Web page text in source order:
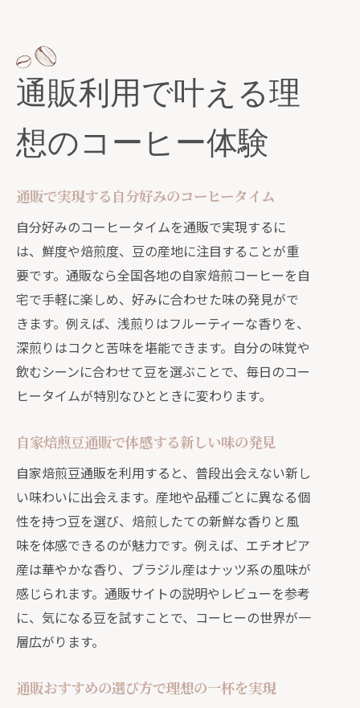
通販利用で叶える理
想のコーヒー体験
通販で実現する自分好みのコーヒータイム
自分好みのコーヒータイムを通販で実現するに
は、鮮度や焙煎度、豆の産地に注目することが重
要です。通販なら全国各地の自家焙煎コーヒーを自
宅で手軽に楽しめ、好みに合わせた味の発見がで
きます。例えば、浅煎りはフルーティーな香りを、
深煎りはコクと苦味を堪能できます。自分の味覚や
飲むシーンに合わせて豆を選ぶことで、毎日のコー
ヒータイムが特別なひとときに変わります。
自家焙煎豆通販で体感する新しい味の発見
自家焙煎豆通販を利用すると、普段出会えない新し
い味わいに出会えます。産地や品種ごとに異なる個
性を持つ豆を選び、焙煎したての新鮮な香りと風
味を体感できるのが魅力です。例えば、エチオピア
産は華やかな香り、ブラジル産はナッツ系の風味が
感じられます。通販サイトの説明やレビューを参考
に、気になる豆を試すことで、コーヒーの世界が一
層広がります。
通販おすすめの選び方で理想の一杯を実現